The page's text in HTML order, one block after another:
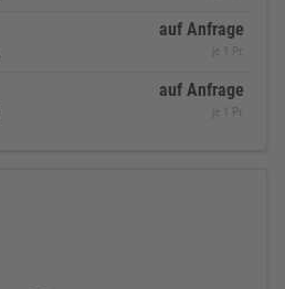
auf Anfrage
je 1 Pr.
auf Anfrage
je 1 Pr.